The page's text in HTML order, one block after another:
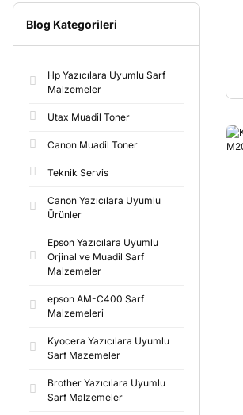
Blog Kategorileri
Hp Yazıcılara Uyumlu Sarf
Malzemeler
Utax Muadil Toner
Canon Muadil Toner
Teknik Servis
Canon Yazıcılara Uyumlu
Ürünler
Epson Yazıcılara Uyumlu
Orjinal ve Muadil Sarf
Malzemeler
epson AM-C400 Sarf
Malzemeleri
Kyocera Yazıcılara Uyumlu
Sarf Mazemeler
Brother Yazıcılara Uyumlu
Sarf Malzemeler